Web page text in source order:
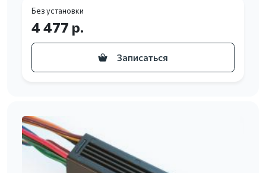
Без установки
4 477 р.
Записаться